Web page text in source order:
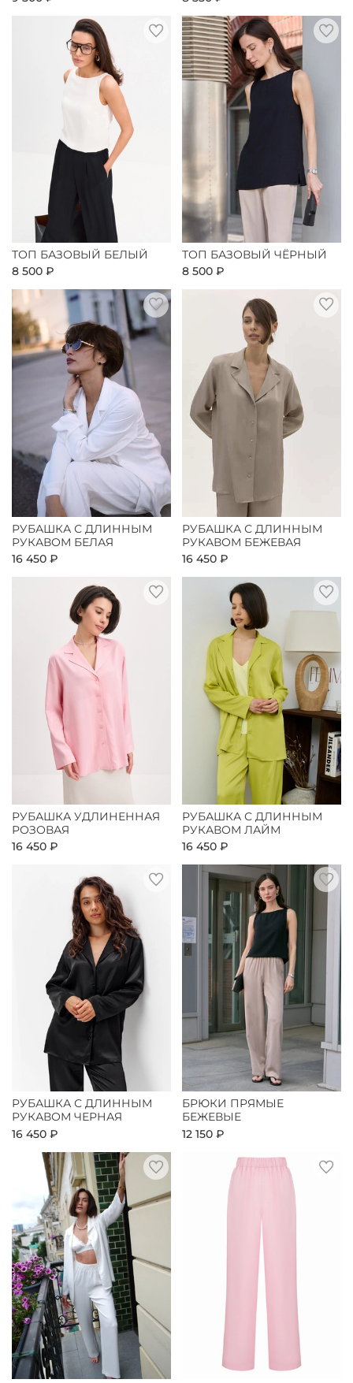
ТОП БАЗОВЫЙ БЕЛЫЙ
8 500 ₽
ТОП БАЗОВЫЙ ЧЁРНЫЙ
8 500 ₽
РУБАШКА С ДЛИННЫМ
РУКАВОМ БЕЛАЯ
16 450 ₽
РУБАШКА С ДЛИННЫМ
РУКАВОМ БЕЖЕВАЯ
16 450 ₽
РУБАШКА УДЛИНЕННАЯ
РОЗОВАЯ
16 450 ₽
РУБАШКА С ДЛИННЫМ
РУКАВОМ ЛАЙМ
16 450 ₽
РУБАШКА С ДЛИННЫМ
РУКАВОМ ЧЕРНАЯ
16 450 ₽
БРЮКИ ПРЯМЫЕ
БЕЖЕВЫЕ
12 150 ₽